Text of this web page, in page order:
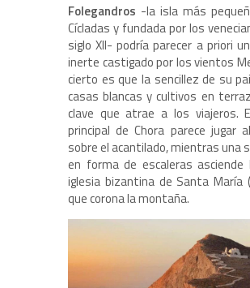
Folegandros -la isla más
Cícladas y fundada por los
siglo XII- podría parecer a priori
inerte castigado por los vientos
cierto es que la sencillez de su
casas blancas y cultivos en
clave que atrae a los viajeros.
principal de Chora parece jugar
sobre el acantilado, mientras una
en forma de escaleras
iglesia bizantina de Santa María
que corona la montaña.